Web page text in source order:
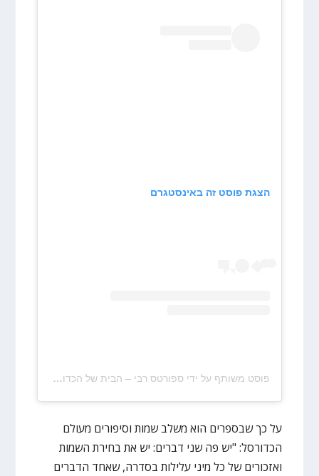
הצגת פוסט זה באינסטגרם
פוסט משותף על ידי ‏‎ספורטס רבי – הבית של הכדורסל הישראלי‎‏ (@‏‎sportsrabbi‎‏)
על כך שבספרים הוא משלב שמות וסיפורים מעולם
הכדורסל: "יש פה שני דברים: יש את בחירת השמות
ואזכורים של כל מיני עלילות בסדרה, שאחד הדברים